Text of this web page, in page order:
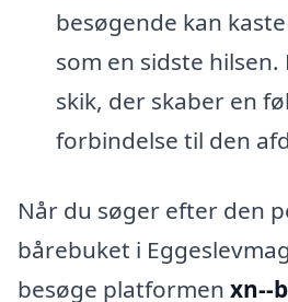
besøgende kan
som en sidste
skik, der skaber en
forbindelse til den
Når du søger efter den
bårebuket i
besøge platformen xn--